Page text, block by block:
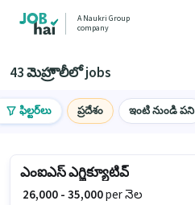
A Naukri Group
company
43 మెహ్రౌలీలో jobs
ఫిల్టర్‌లు ప్రదేశం ఇంటి నుండి పని
ఎంఐఎస్ ఎగ్జిక్యూటివ్
₹ 26,000 - 35,000per నెల